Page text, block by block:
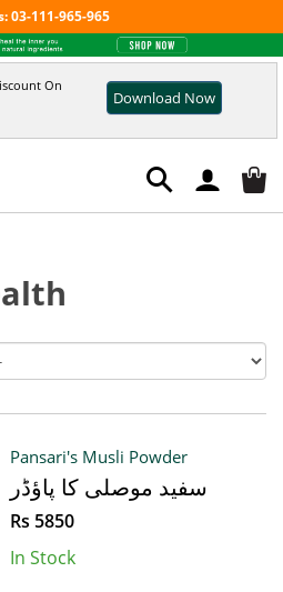
03-111-965-965
On
Download Now
Pansari's Musli Powder
سفید موصلی کا پاؤڈر
Rs 5850
In Stock